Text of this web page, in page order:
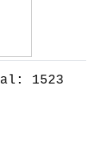
1523